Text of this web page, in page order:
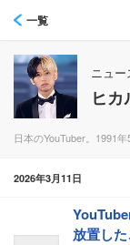
一覧
ニュ
ヒ
日本のYouTuber。1991
2026年3月11日
放置し